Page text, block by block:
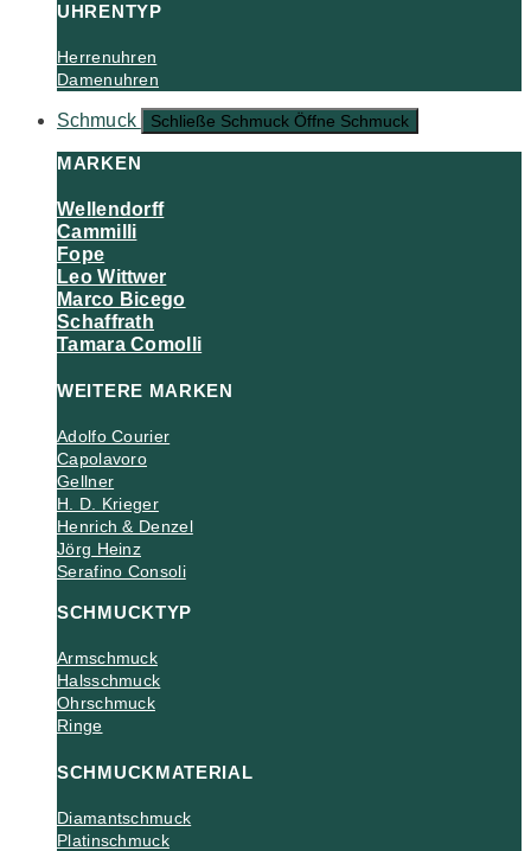
UHRENTYP
Herrenuhren
Damenuhren
Schmuck Schließe Schmuck Öffne Schmuck
MARKEN
Wellendorff
Cammilli
Fope
Leo Wittwer
Marco Bicego
Schaffrath
Tamara Comolli
WEITERE MARKEN
Adolfo Courier
Capolavoro
Gellner
H. D. Krieger
Henrich & Denzel
Jörg Heinz
Serafino Consoli
SCHMUCKTYP
Armschmuck
Halsschmuck
Ohrschmuck
Ringe
SCHMUCKMATERIAL
Diamantschmuck
Platinschmuck